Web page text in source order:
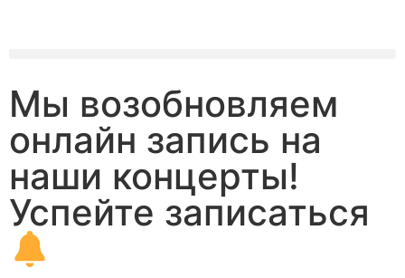
Мы возобновляем
онлайн запись на
наши концерты!
Успейте записаться